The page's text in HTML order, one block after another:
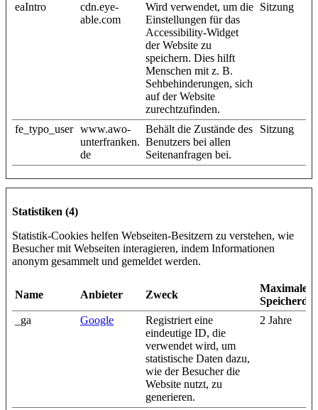
eaIntro
cdn.eye-
able.com
Wird verwendet, um die
Einstellungen für das
Accessibility-Widget
der Website zu
speichern. Dies hilft
Menschen mit z. B.
Sehbehinderungen, sich
auf der Website
zurechtzufinden.
Sitzung
fe_typo_user www.awo-
unterfranken.
de
Behält die Zustände des
Benutzers bei allen
Seitenanfragen bei.
Sitzung
Statistiken (4)
Statistik-Cookies helfen Webseiten-Besitzern zu verstehen, wie
Besucher mit Webseiten interagieren, indem Informationen
anonym gesammelt und gemeldet werden.
Name Anbieter Zweck
Maximale
_ga
Google
Registriert eine
eindeutige ID, die
verwendet wird, um
statistische Daten dazu,
wie der Besucher die
Website nutzt, zu
generieren.
2 Jahre